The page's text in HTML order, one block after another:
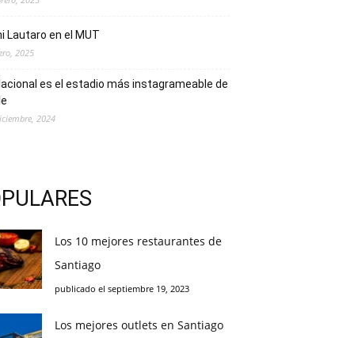
Lautaro en el MUT
2025
es el estadio más instagrameable de
2024
Los 10 mejores restaurantes de
Santiago
publicado el septiembre 19, 2023
Los mejores outlets en Santiago